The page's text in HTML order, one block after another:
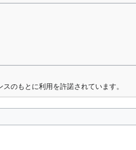
スのもとに利用を許諾されています。